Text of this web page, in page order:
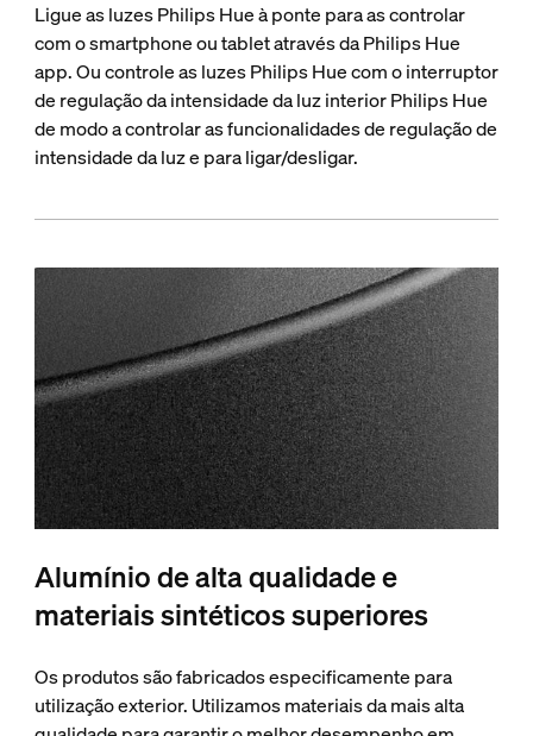
Ligue as luzes Philips Hue à ponte para as controlar
com o smartphone ou tablet através da Philips Hue
app. Ou controle as luzes Philips Hue com o interruptor
de regulação da intensidade da luz interior Philips Hue
de modo a controlar as funcionalidades de regulação de
intensidade da luz e para ligar/desligar.
Alumínio de alta qualidade e
materiais sintéticos superiores
Os produtos são fabricados especificamente para
utilização exterior. Utilizamos materiais da mais alta